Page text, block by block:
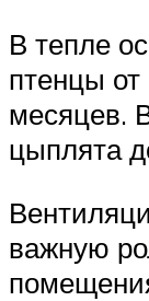
В тепле
птенцы
месяцев.
цыплята
важную